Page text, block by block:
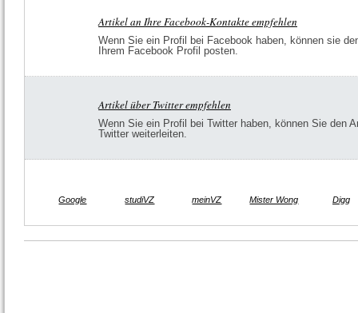
Artikel an Ihre Facebook-Kontakte empfehlen
Wenn Sie ein Profil bei Facebook haben, können sie
Ihrem Facebook Profil posten.
Artikel über Twitter empfehlen
Wenn Sie ein Profil bei Twitter haben, können Sie den
Twitter weiterleiten.
Google studiVZ meinVZ Mister Wong Digg